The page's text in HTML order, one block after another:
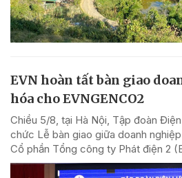
EVN hoàn tất bàn giao
hóa cho EVNGENCO2
Chiều 5/8, tại Hà Nội, Tập đoàn
chức Lễ bàn giao giữa doanh
Cổ phần Tổng công ty Phát điện 2